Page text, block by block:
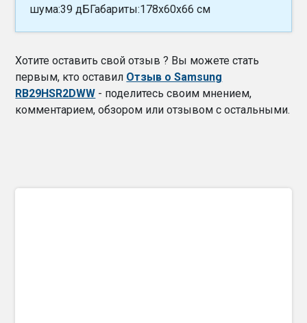
шума:39 дБГабариты:178x60x66 см
Хотите оставить свой отзыв ? Вы можете стать
первым, кто оставил Отзыв о Samsung
RB29HSR2DWW - поделитесь своим мнением,
комментарием, обзором или отзывом с остальными.